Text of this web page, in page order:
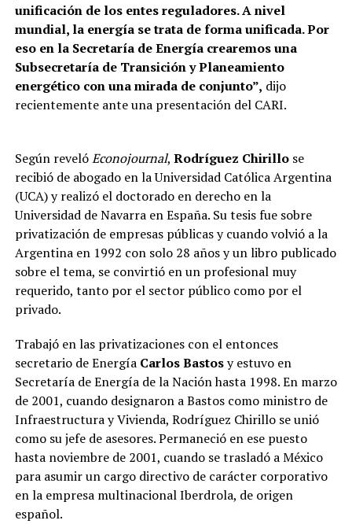
unificación de los entes reguladores. A nivel
mundial, la energía se trata de forma unificada. Por
eso en la Secretaría de Energía crearemos una
Subsecretaría de Transición y Planeamiento
energético con una mirada de conjunto”, dijo
recientemente ante una presentación del CARI.
Según revelóEconojournal, Rodríguez Chirillose
recibió de abogado en la Universidad Católica Argentina
(UCA) y realizó el doctorado en derecho en la
Universidad de Navarra en España. Su tesis fue sobre
privatización de empresas públicas y cuando volvió a la
Argentina en 1992 con solo 28 años y un libro publicado
sobre el tema, se convirtió en un profesional muy
requerido, tanto por el sector público como por el
privado.
Trabajó en las privatizaciones con el entonces
secretario de Energía Carlos Bastosy estuvo en
Secretaría de Energía de la Nación hasta 1998. En marzo
de 2001, cuando designaron a Bastos como ministro de
Infraestructura y Vivienda, Rodríguez Chirillo se unió
como su jefe de asesores. Permaneció en ese puesto
hasta noviembre de 2001, cuando se trasladó a México
para asumir un cargo directivo de carácter corporativo
en la empresa multinacional Iberdrola, de origen
español.